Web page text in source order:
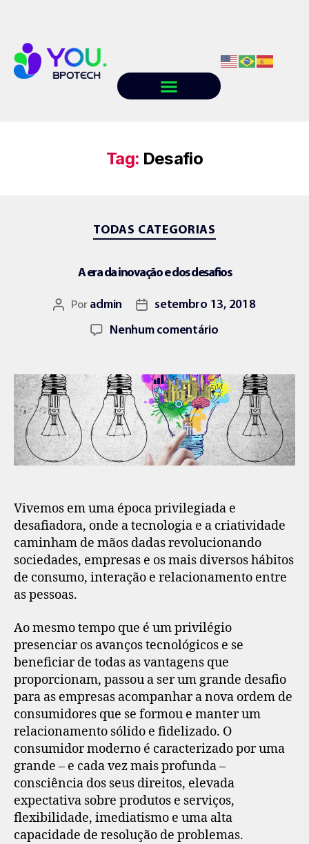
Tag: Desafio
TODAS CATEGORIAS
A era da inovação e dos desafios
Por admin
setembro 13, 2018
Nenhum comentário
Vivemos em uma época privilegiada e
desafiadora, onde a tecnologia e a criatividade
caminham de mãos dadas revolucionando
sociedades, empresas e os mais diversos hábitos
de consumo, interação e relacionamento entre
as pessoas.
Ao mesmo tempo que é um privilégio
presenciar os avanços tecnológicos e se
beneficiar de todas as vantagens que
proporcionam, passou a ser um grande desafio
para as empresas acompanhar a nova ordem de
consumidores que se formou e manter um
relacionamento sólido e fidelizado. O
consumidor moderno é caracterizado por uma
grande – e cada vez mais profunda –
consciência dos seus direitos, elevada
expectativa sobre produtos e serviços,
flexibilidade, imediatismo e uma alta
capacidade de resolução de problemas.